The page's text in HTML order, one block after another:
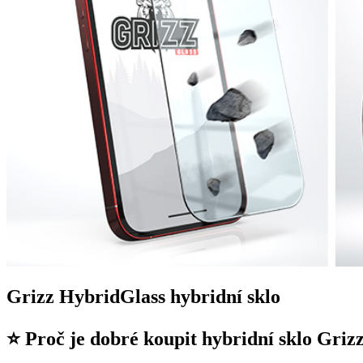
Grizz HybridGlass hybridní sklo
⭐ Proč je dobré koupit hybridní sklo